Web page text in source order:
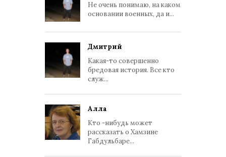
Не очень понимаю, на каком
основании военных, да и...
Дмитрий
Какая-то совершенно
бредовая история. Все кто
служ...
Алла
Кто -нибудь может
рассказать о Хамзине
Габдульбаре...